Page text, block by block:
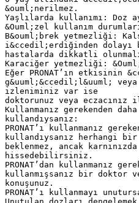
&ouml;nerilmez.
Yaşlılarda kullanımı: Doz
&Ouml;zel kullanım
B&ouml;brek yetmezliği:
i&ccedil;erdiğinden dolayı
hastalarda dikkatli
Karaciğer yetmezliği:
Eğer PRONAT’ın etkisinin
g&uuml;&ccedil;l&uuml;
izleniminiz var ise
doktorunuz veya eczacınız
Kullanmanız gerekenden daha
kullandıysanız:
PRONAT’ı kullanmanız
kullandıysanız herhangi bir
beklenmez, ancak
hissedebilirsiniz.
PRONAT’dan kullanmanız
kullanmışsanız bir doktor
konuşunuz.
PRONAT’ı kullanmayı